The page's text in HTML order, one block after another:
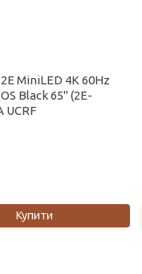
MiniLED 4K 60Hz
Black 65" (2E-
UCRF
Купити